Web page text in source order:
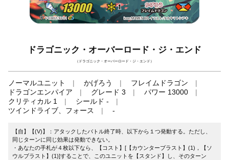
ドラゴニック・オーバーロード・ジ・エンド
（ドラゴニック・オーバーロード・ジ・エンド）
ノーマルユニット かげろう
フレイムドラゴン
ドラゴンエンパイア
グレード 3
パワー 13000
クリティカル 1
シールド -
ツインドライブ、フォース
-
【自】【(V)】：アタックしたバトル終了時、以下から１つ発動する。ただし、
同じターンに同じ効果は発動できない。
・あなたの手札が４枚以下なら、【コスト】[【カウンターブラスト】(1)，【ソ
ウルブラスト】(1)]することで、このユニットを【スタンド】し、そのターン